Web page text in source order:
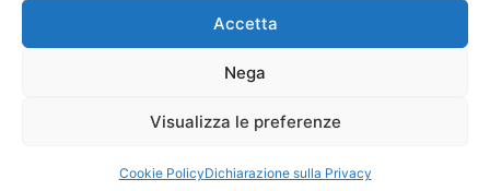
Accetta
Nega
Visualizza le preferenze
Cookie PolicyDichiarazione sulla Privacy
© 2026 Comunicati Stampa | Powered by